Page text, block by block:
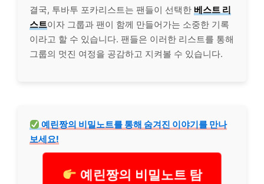
결국, 투바투 포카리스트는 팬들이 선택한 베스트 리
스트이자 그룹과 팬이 함께 만들어가는 소중한 기록
이라고 할 수 있습니다. 팬들은 이러한 리스트를 통해
그룹의 멋진 여정을 공감하고 지켜볼 수 있습니다.
예린짱의 비밀노트를 통해 숨겨진 이야기를 만나
보세요!
예린짱의 비밀노트 탐